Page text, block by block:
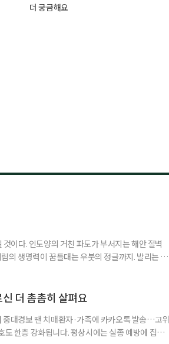
더 궁금해요
이다. 인도양의 거친 파도가 부서지는 해안 절벽
의 생명력이 꿈틀대는 우붓의 정글까지. 발리는 머
미지의 매력으로 가득 찬 발리의 세 가지 얼굴
더 촘촘히 살펴요
대경보 땐 치매환자·가족에 카카오톡 발송…고위
한층 강화됩니다. 평상시에는 실종 예방에 집중